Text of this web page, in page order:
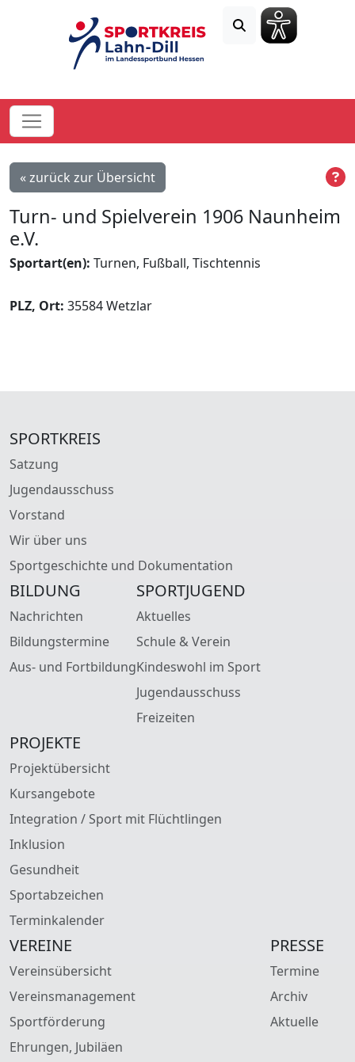
« zurück zur Übersicht
Turn- und Spielverein 1906 Naunheim
e.V.
Sportart(en): Turnen, Fußball, Tischtennis
PLZ, Ort: 35584 Wetzlar
SPORTKREIS
Satzung
Jugendausschuss
Vorstand
Wir über uns
Sportgeschichte und Dokumentation
BILDUNG
Nachrichten
Bildungstermine
Aus- und Fortbildung
SPORTJUGEND
Aktuelles
Schule & Verein
Kindeswohl im Sport
Jugendausschuss
Freizeiten
PROJEKTE
Projektübersicht
Kursangebote
Integration / Sport mit Flüchtlingen
Inklusion
Gesundheit
Sportabzeichen
Terminkalender
VEREINE
Vereinsübersicht
Vereinsmanagement
Sportförderung
Ehrungen, Jubiläen
PRESSE
Termine
Archiv
Aktuelle